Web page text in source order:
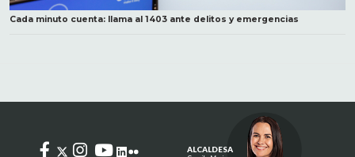
Cada minuto cuenta: llama al 1403 ante delitos y emergencias
ALCALDESA